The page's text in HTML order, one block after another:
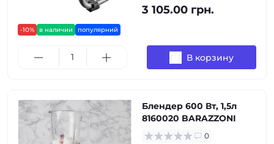
-10% в наличии популярний
3 105.00 грн.
В корзину
Блендер 600 Вт, 1,5л
8160020 BARAZZONI
0